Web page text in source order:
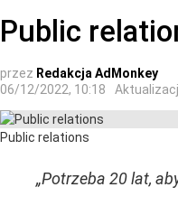
Public
przez Redakcja AdMonkey
06/12/2022, 10:18
Public relations
„Potrzeba 20 lat,